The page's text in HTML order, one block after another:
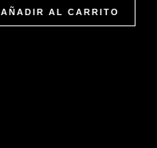
AÑADIR AL CARRITO